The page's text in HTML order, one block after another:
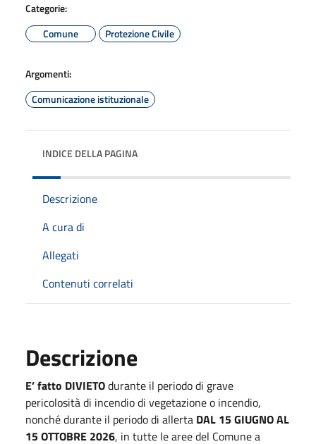
Categorie:
Comune
Protezione Civile
Argomenti:
Comunicazione istituzionale
INDICE DELLA PAGINA
Descrizione
A cura di
Allegati
Contenuti correlati
Descrizione
E’ fatto DIVIETOdurante il periodo di grave
pericolosità di incendio di vegetazione o incendio,
nonché durante il periodo di allerta DAL 15 GIUGNO AL
15 OTTOBRE 2026, in tutte le aree del Comune a